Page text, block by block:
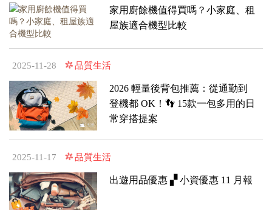
家用廚餘機值得買嗎？小家庭、租
屋族適合機型比較
2025-11-28 品質生活
2026 輕量後背包推薦：從通勤到
登機都 OK！👣 15款一包多用的日
常穿搭提案
2025-11-17 品質生活
出遊用品優惠 ▞ 小資優惠 11 月報